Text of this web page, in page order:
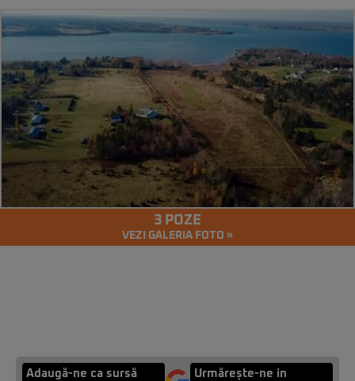
3 POZE
VEZI GALERIA FOTO »
Adaugă-ne ca sursă
Urmărește-ne in